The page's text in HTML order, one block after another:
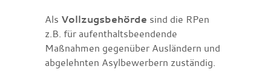
Als Vollzugsbehörde sind die RPen
z.B. für aufenthaltsbeendende
Maßnahmen gegenüber Ausländern und
abgelehnten Asylbewerbern zuständig.